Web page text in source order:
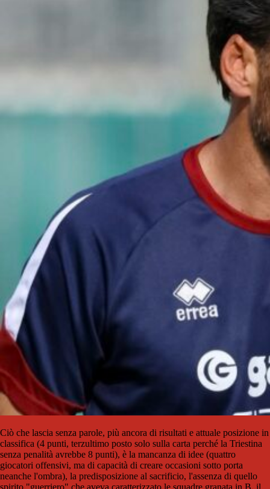
Ciò che lascia senza parole, più ancora di risultati e attuale posizione in
classifica (4 punti, terzultimo posto solo sulla carta perché la Triestina
senza penalità avrebbe 8 punti), è la mancanza di idee (quattro
giocatori offensivi, ma di capacità di creare occasioni sotto porta
neanche l'ombra), la predisposizione al sacrificio, l'assenza di quello
spirito "guerriero" che aveva caratterizzato le squadre granata in B, il